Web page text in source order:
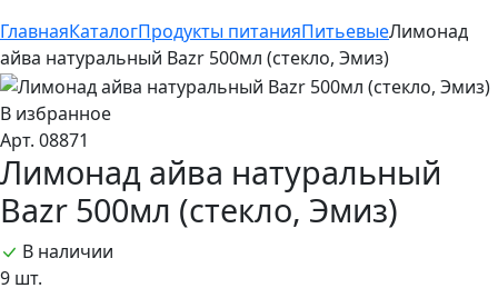
ГлавнаяКаталогПродукты питанияПитьевыеЛимонад
айва натуральный Bazr 500мл (стекло, Эмиз)
В избранное
Арт. 08871
Лимонад айва натуральный
Bazr 500мл (стекло, Эмиз)
В наличии
9 шт.